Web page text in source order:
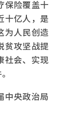
保险覆盖十
十亿人，是
为人民创造
贫攻坚战提
社会、实现
中央政治局